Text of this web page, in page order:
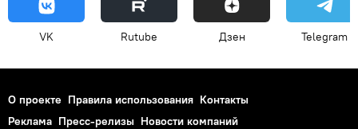
VK Rutube Дзен Telegram
О проекте Правила использования Контакты
Реклама Пресс-релизы Новости компаний